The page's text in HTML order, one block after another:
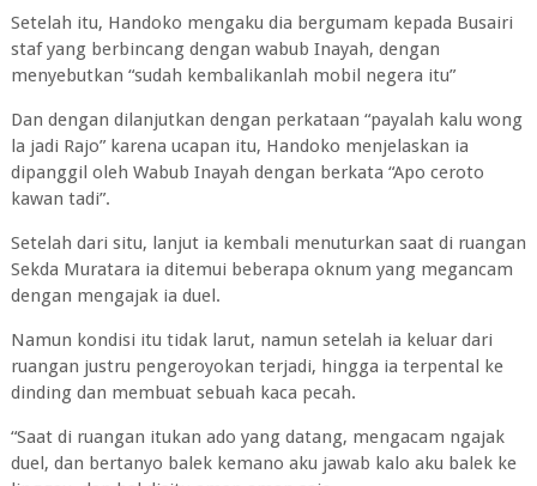
Setelah itu, Handoko mengaku dia bergumam kepada Busairi
staf yang berbincang dengan wabub Inayah, dengan
menyebutkan “sudah kembalikanlah mobil negera itu”
Dan dengan dilanjutkan dengan perkataan “payalah kalu wong
la jadi Rajo” karena ucapan itu, Handoko menjelaskan ia
dipanggil oleh Wabub Inayah dengan berkata “Apo ceroto
kawan tadi”.
Setelah dari situ, lanjut ia kembali menuturkan saat di ruangan
Sekda Muratara ia ditemui beberapa oknum yang megancam
dengan mengajak ia duel.
Namun kondisi itu tidak larut, namun setelah ia keluar dari
ruangan justru pengeroyokan terjadi, hingga ia terpental ke
dinding dan membuat sebuah kaca pecah.
“Saat di ruangan itukan ado yang datang, mengacam ngajak
duel, dan bertanyo balek kemano aku jawab kalo aku balek ke